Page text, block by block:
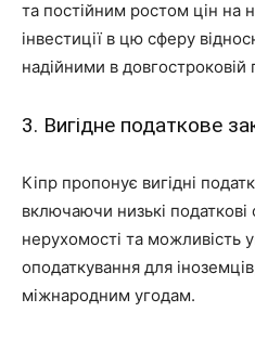
та постійним ростом цін на
інвестиції в цю сферу
надійними в довгостроковій
3. Вигідне податкове
Кіпр пропонує вигідні
включаючи низькі податкові
нерухомості та можливість
оподаткування для
міжнародним угодам.